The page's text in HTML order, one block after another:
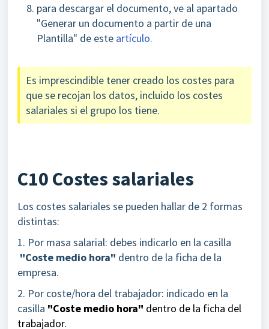
para descargar el documento, ve al apartado
"Generar un documento a partir de una
Plantilla" de este artículo.
Es imprescindible tener creado los costes para
que se recojan los datos, incluido los costes
salariales si el grupo los tiene.
C10 Costes salariales
Los costes salariales se pueden hallar de 2 formas
distintas:
1. Por masa salarial: debes indicarlo en la casilla
"Coste medio hora" dentro de la ficha de la
empresa.
2. Por coste/hora del trabajador: indicado en la
casilla "Coste medio hora" dentro de la ficha del
trabajador.